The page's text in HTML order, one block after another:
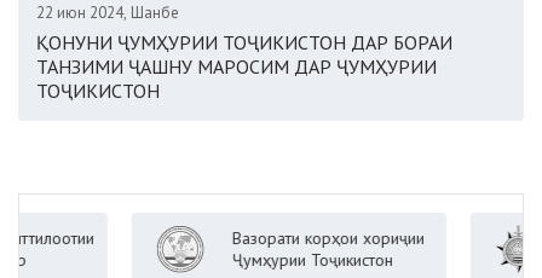
22 июн 2024, Шанбе
ҚОНУНИ ҶУМҲУРИИ ТОҶИКИСТОН ДАР БОРАИ
ТАНЗИМИ ҶАШНУ МАРОСИМ ДАР ҶУМҲУРИИ
ТОҶИКИСТОН
Вазорати корҳои хориҷии
Ҷумҳурии Тоҷикистон